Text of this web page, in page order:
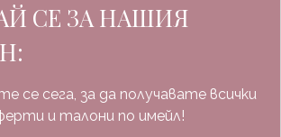
СЕ ЗА НАШИЯ
се сега, за да получавате всички
и талони по имейл!